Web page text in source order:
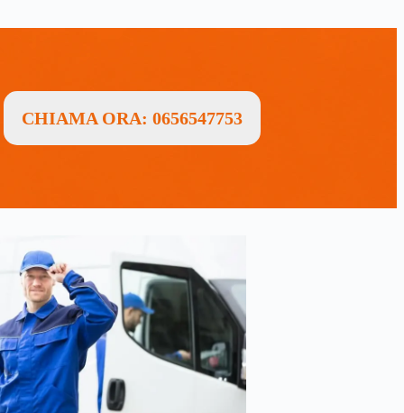
CHIAMA ORA: 0656547753